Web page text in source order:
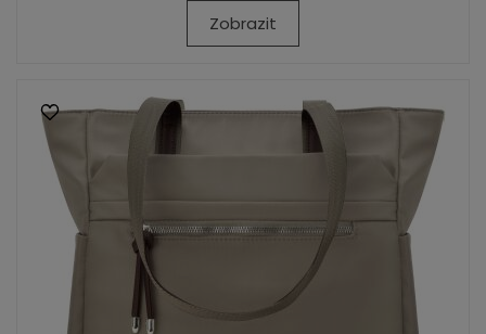
Zobrazit